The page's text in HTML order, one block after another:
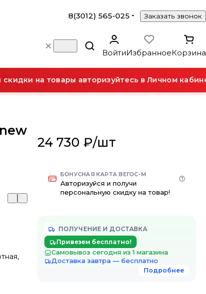
8(3012) 565-025 Заказать звонок
ВойтиИзбранноеКорзина
на товары авторизуйтесь в Личном
24 730 ₽/шт
БОНУСНАЯ КАРТА ВЕГОС-М
Авторизуйся и получи
персональную скидку на товар!
ПОЛУЧЕНИЕ И ДОСТАВКА
Привезем бесплатно!
Самовывоз сегодня из 1 магазина
Доставка завтра — бесплатно
Подробнее